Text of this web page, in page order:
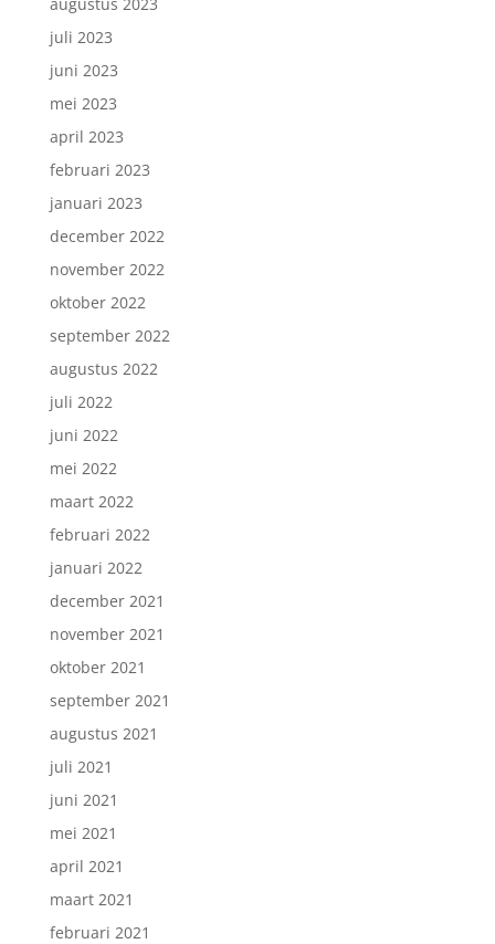
juli 2023
juni 2023
mei 2023
april 2023
februari 2023
januari 2023
december 2022
november 2022
oktober 2022
september 2022
augustus 2022
juli 2022
juni 2022
mei 2022
maart 2022
februari 2022
januari 2022
december 2021
november 2021
oktober 2021
september 2021
augustus 2021
juli 2021
juni 2021
mei 2021
april 2021
maart 2021
februari 2021